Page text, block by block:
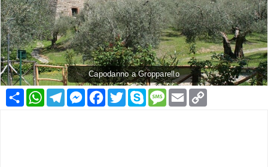
Capodanno a Gropparello
Condividi
WhatsApp
Telegram
Messenger
Facebook
TwitterSkypeMessage
Email